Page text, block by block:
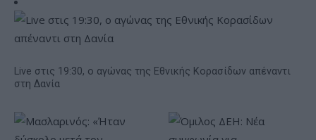
Live στις 19:30, ο αγώνας της Εθνικής Κορασίδων απέναντι
στη Δανία